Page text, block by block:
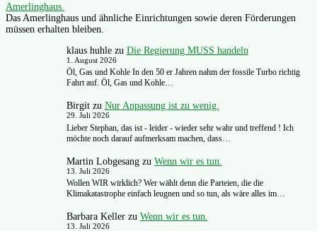
Amerlinghaus.
Das Amerlinghaus und ähnliche Einrichtungen sowie deren Förderungen
müssen erhalten bleiben.
klaus huhlezu Die Regierung MUSS handeln
1. August 2026
Öl, Gas und Kohle In den 50 er Jahren nahm der fossile Turbo richtig
Fahrt auf. Öl, Gas und Kohle…
Birgitzu Nur Anpassung ist zu wenig.
29. Juli 2026
Lieber Stephan, das ist - leider - wieder sehr wahr und treffend ! Ich
möchte noch darauf aufmerksam machen, dass…
Martin Lobgesangzu Wenn wir es tun.
13. Juli 2026
Wollen WIR wirklich? Wer wählt denn die Parteien, die die
Klimakatastrophe einfach leugnen und so tun, als wäre alles im…
Barbara Kellerzu Wenn wir es tun.
13. Juli 2026